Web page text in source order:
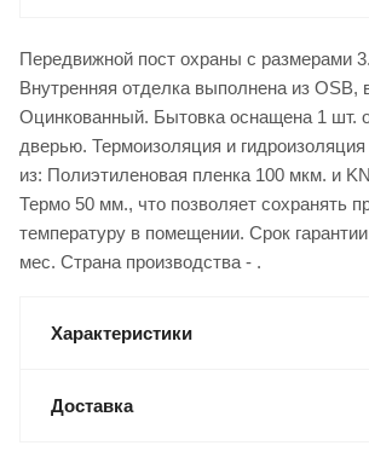
Передвижной пост охраны с размерами
Внутренняя отделка выполнена из OSB,
Оцинкованный. Бытовка оснащена 1 шт.
дверью. Термоизоляция и
из: Полиэтиленовая пленка 100 мкм. и
Термо 50 мм., что позволяет сохранять
температуру в помещении. Срок
мес. Страна производства - .
Характеристики
Доставка